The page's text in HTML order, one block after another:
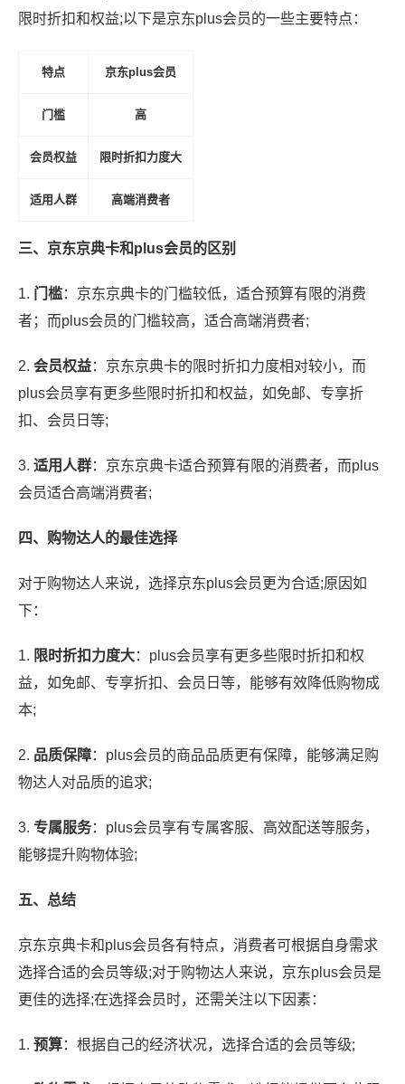
限时折扣和权益;以下是京东plus会员的一些主要特点：
特点 京东plus会员
门槛 高
会员权益 限时折扣力度大
适用人群 高端消费者
三、京东京典卡和plus会员的区别
1. 门槛：京东京典卡的门槛较低，适合预算有限的消费
者；而plus会员的门槛较高，适合高端消费者;
2. 会员权益：京东京典卡的限时折扣力度相对较小，而
plus会员享有更多些限时折扣和权益，如免邮、专享折
扣、会员日等;
3. 适用人群：京东京典卡适合预算有限的消费者，而plus
会员适合高端消费者;
四、购物达人的最佳选择
对于购物达人来说，选择京东plus会员更为合适;原因如
下：
1. 限时折扣力度大：plus会员享有更多些限时折扣和权
益，如免邮、专享折扣、会员日等，能够有效降低购物成
本;
2. 品质保障：plus会员的商品品质更有保障，能够满足购
物达人对品质的追求;
3. 专属服务：plus会员享有专属客服、高效配送等服务，
能够提升购物体验;
五、总结
京东京典卡和plus会员各有特点，消费者可根据自身需求
选择合适的会员等级;对于购物达人来说，京东plus会员是
更佳的选择;在选择会员时，还需关注以下因素：
1. 预算：根据自己的经济状况，选择合适的会员等级;